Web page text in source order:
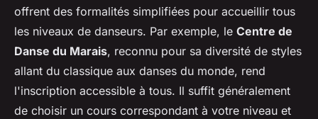
offrent des formalités simplifiées pour accueillir tous
les niveaux de danseurs. Par exemple, le Centre de
Danse du Marais, reconnu pour sa diversité de styles
allant du classique aux danses du monde, rend
l'inscription accessible à tous. Il suffit généralement
de choisir un cours correspondant à votre niveau et